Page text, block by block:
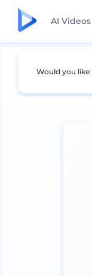
AI Videos
Would you like